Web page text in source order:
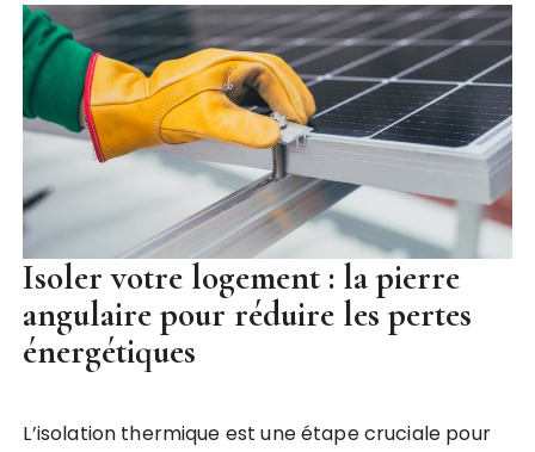
Isoler votre logement : la pierre
angulaire pour réduire les pertes
énergétiques
L’isolation thermique est une étape cruciale pour